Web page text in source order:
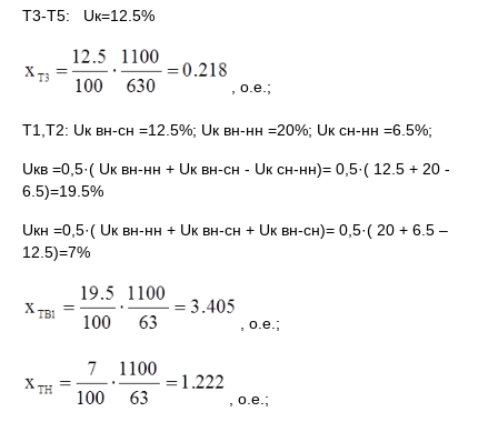
Т3-T5: Uк=12.5%
, о.е.;
Т1,Т2: Uк вн-сн =12.5%; Uк вн-нн =20%; Uк сн-нн =6.5%;
Uкв =0,5·( Uк вн-нн + Uк вн-сн - Uк сн-нн)= 0,5·( 12.5 + 20 -
6.5)=19.5%
Uкн =0,5·( Uк вн-нн + Uк вн-сн + Uк вн-сн)= 0,5·( 20 + 6.5 –
12.5)=7%
, о.е.;
, о.е.;